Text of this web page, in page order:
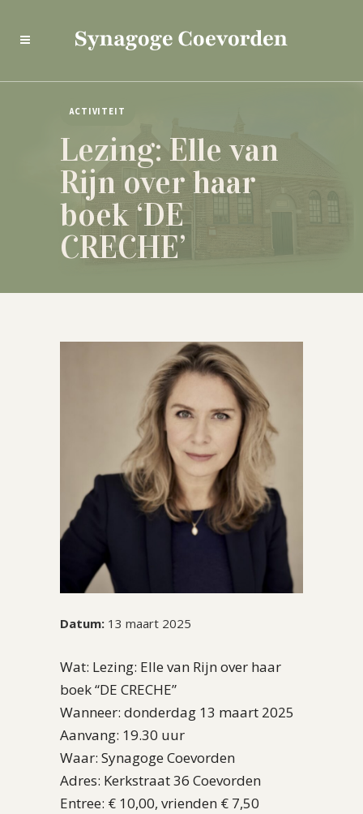
ACTIVITEIT
Lezing: Elle van
Rijn over haar
boek ‘DE
CRECHE’
Datum: 13 maart 2025
Wat: Lezing: Elle van Rijn over haar
boek “DE CRECHE”
Wanneer: donderdag 13 maart 2025
Aanvang: 19.30 uur
Waar: Synagoge Coevorden
Adres: Kerkstraat 36 Coevorden
Entree: € 10,00, vrienden € 7,50